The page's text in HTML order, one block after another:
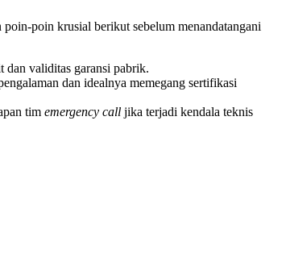
poin krusial berikut sebelum menandatangani
validitas garansi pabrik.
dan idealnya memegang sertifikasi
tim emergency call jika terjadi kendala teknis